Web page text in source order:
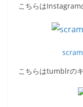
こちらはInstagram
こちらはtumblrの